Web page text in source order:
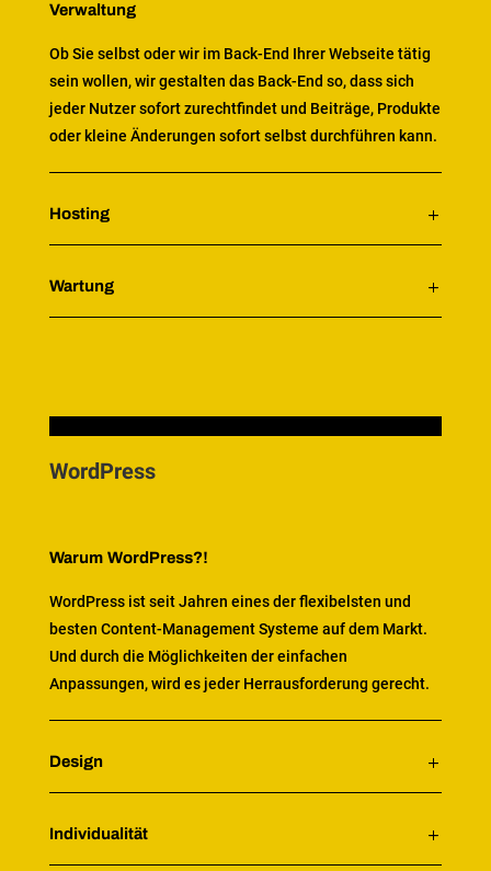
Verwaltung
Ob Sie selbst oder wir im Back-End Ihrer Webseite tätig
sein wollen, wir gestalten das Back-End so, dass sich
jeder Nutzer sofort zurechtfindet und Beiträge, Produkte
oder kleine Änderungen sofort selbst durchführen kann.
Hosting
Wartung
WordPress
Warum WordPress?!
WordPress ist seit Jahren eines der flexibelsten und
besten Content-Management Systeme auf dem Markt.
Und durch die Möglichkeiten der einfachen
Anpassungen, wird es jeder Herrausforderung gerecht.
Design
Individualität